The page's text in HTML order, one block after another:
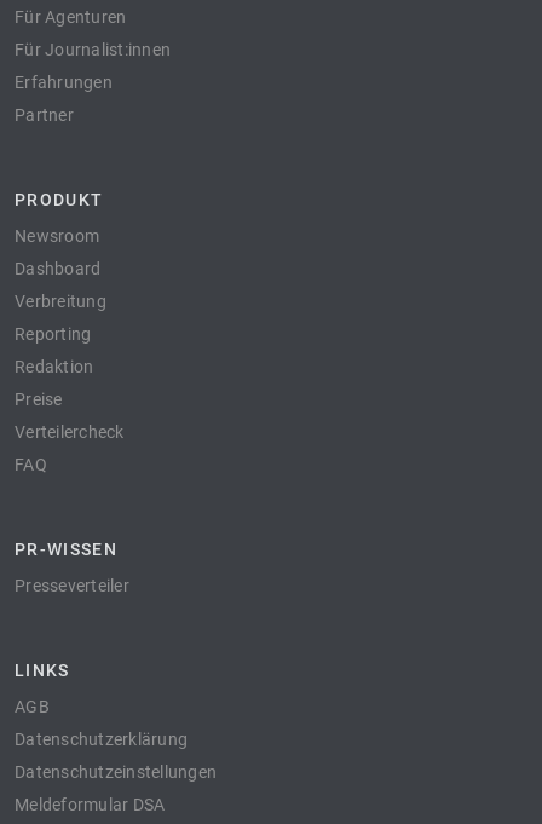
Für Agenturen
Für Journalist:innen
Erfahrungen
Partner
PRODUKT
Newsroom
Dashboard
Verbreitung
Reporting
Redaktion
Preise
Verteilercheck
FAQ
PR-WISSEN
Presseverteiler
LINKS
AGB
Datenschutzerklärung
Datenschutzeinstellungen
Meldeformular DSA